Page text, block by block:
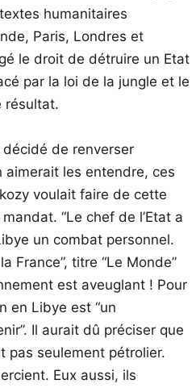
humanitaires
Paris, Londres et
le droit de détruire un Etat
par la loi de la jungle et le
résultat.
de renverser
aimerait les entendre, ces
voulait faire de cette
“Le chef de l’Etat a
un combat personnel.
France”, titre “Le Monde”
est aveuglant ! Pour
en Libye est “un
Il aurait dû préciser que
pas seulement pétrolier.
Eux aussi, ils